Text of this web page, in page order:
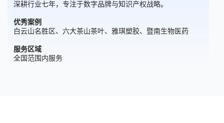
深耕行业七年，专注于数字品牌与知识产权战略。
优秀案例
白云山名胜区、六大茶山茶叶、雅琪塑胶、暨南生物医药
服务区域
全国范围内服务